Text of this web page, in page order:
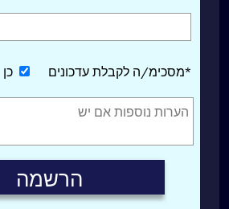
*מסכימ/ה לקבלת עדכונים כן